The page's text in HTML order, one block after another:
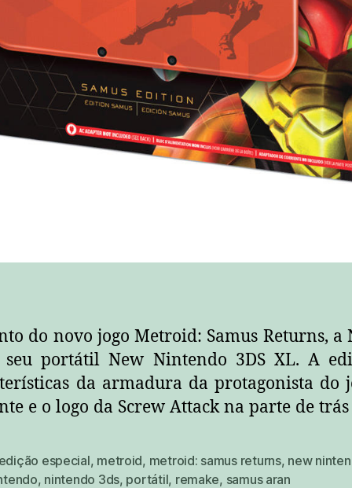
do novo jogo Metroid: Samus Returns,
portátil New Nintendo 3DS XL. A
da armadura da protagonista do
e o logo da Screw Attack na parte de
edição especial, metroid, metroid: samus returns, new
, nintendo 3ds, portátil, remake, samus aran